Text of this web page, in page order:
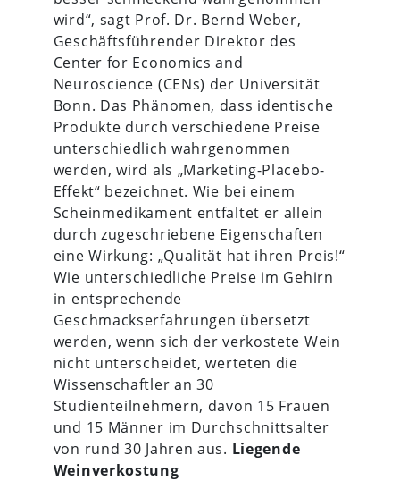
wird“, sagt Prof. Dr. Bernd Weber,
Geschäftsführender Direktor des
Center for Economics and
Neuroscience (CENs) der Universität
Bonn. Das Phänomen, dass identische
Produkte durch verschiedene Preise
unterschiedlich wahrgenommen
werden, wird als „Marketing-Placebo-
Effekt“ bezeichnet. Wie bei einem
Scheinmedikament entfaltet er allein
durch zugeschriebene Eigenschaften
eine Wirkung: „Qualität hat ihren Preis!“
Wie unterschiedliche Preise im Gehirn
in entsprechende
Geschmackserfahrungen übersetzt
werden, wenn sich der verkostete Wein
nicht unterscheidet, werteten die
Wissenschaftler an 30
Studienteilnehmern, davon 15 Frauen
und 15 Männer im Durchschnittsalter
von rund 30 Jahren aus. Liegende
Weinverkostung